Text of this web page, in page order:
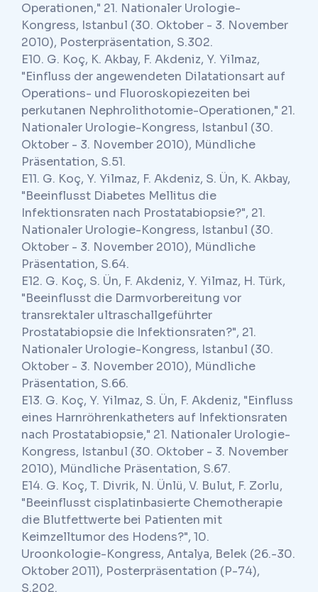
Operationen," 21. Nationaler Urologie-
Kongress, Istanbul (30. Oktober - 3. November
2010), Posterpräsentation, S.302.
E10. G. Koç, K. Akbay, F. Akdeniz, Y. Yilmaz,
"Einfluss der angewendeten Dilatationsart auf
Operations- und Fluoroskopiezeiten bei
perkutanen Nephrolithotomie-Operationen," 21.
Nationaler Urologie-Kongress, Istanbul (30.
Oktober - 3. November 2010), Mündliche
Präsentation, S.51.
E11. G. Koç, Y. Yilmaz, F. Akdeniz, S. Ün, K. Akbay,
"Beeinflusst Diabetes Mellitus die
Infektionsraten nach Prostatabiopsie?", 21.
Nationaler Urologie-Kongress, Istanbul (30.
Oktober - 3. November 2010), Mündliche
Präsentation, S.64.
E12. G. Koç, S. Ün, F. Akdeniz, Y. Yilmaz, H. Türk,
"Beeinflusst die Darmvorbereitung vor
transrektaler ultraschallgeführter
Prostatabiopsie die Infektionsraten?", 21.
Nationaler Urologie-Kongress, Istanbul (30.
Oktober - 3. November 2010), Mündliche
Präsentation, S.66.
E13. G. Koç, Y. Yilmaz, S. Ün, F. Akdeniz, "Einfluss
eines Harnröhrenkatheters auf Infektionsraten
nach Prostatabiopsie," 21. Nationaler Urologie-
Kongress, Istanbul (30. Oktober - 3. November
2010), Mündliche Präsentation, S.67.
E14. G. Koç, T. Divrik, N. Ünlü, V. Bulut, F. Zorlu,
"Beeinflusst cisplatinbasierte Chemotherapie
die Blutfettwerte bei Patienten mit
Keimzelltumor des Hodens?", 10.
Uroonkologie-Kongress, Antalya, Belek (26.-30.
Oktober 2011), Posterpräsentation (P-74),
S.202.